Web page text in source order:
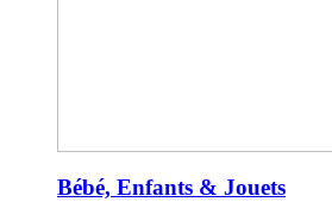
Bébé, Enfants & Jouets